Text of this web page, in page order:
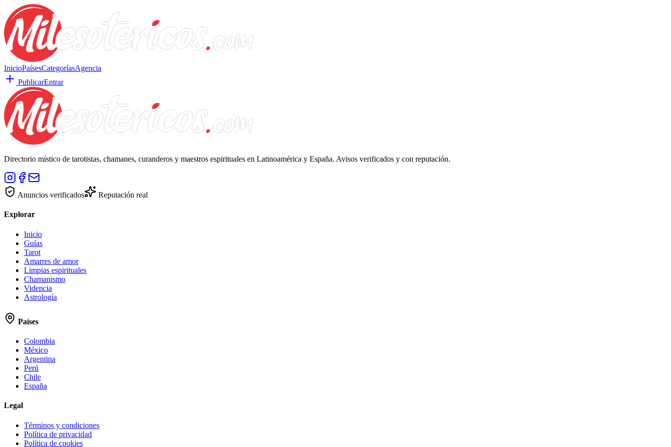
InicioPaísesCategoríasAgencia
PublicarEntrar
Directorio místico de tarotistas, chamanes, curanderos y maestros espirituales en Latinoamérica y España. Avisos verificados y con reputación.
Anuncios verificados Reputación real
Explorar
Inicio
Guías
Tarot
Amarres de amor
Limpias espirituales
Chamanismo
Videncia
Astrología
Países
Colombia
México
Argentina
Perú
Chile
España
Legal
Términos y condiciones
Política de privacidad
Política de cookies